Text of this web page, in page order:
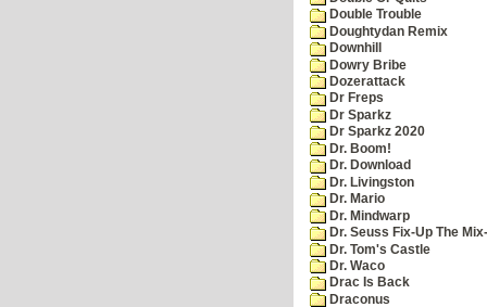
Double Trouble
Doughtydan Remix
Downhill
Dowry Bribe
Dozerattack
Dr Freps
Dr Sparkz
Dr Sparkz 2020
Dr. Boom!
Dr. Download
Dr. Livingston
Dr. Mario
Dr. Mindwarp
Dr. Seuss Fix-Up The
Dr. Tom's Castle
Dr. Waco
Drac Is Back
Draconus